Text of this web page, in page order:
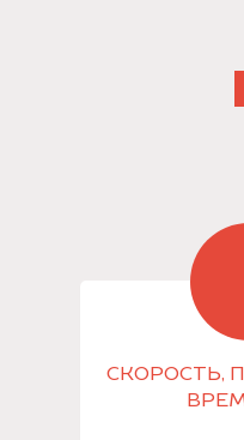
СКОРОСТЬ,